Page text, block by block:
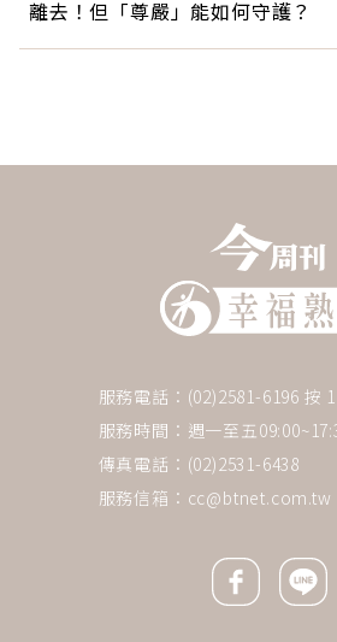
離去！但「尊嚴」能如何守護？
服務電話：(02)2581-6196 按 1
服務時間：週一至五
傳真電話：(02)2531-6438
服務信箱： cc@btnet.com.tw
FacebookLine